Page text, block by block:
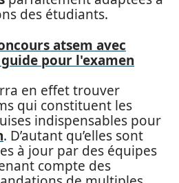
des étudiants.
atsem avec
pour l'examen
en effet trouver
qui constituent les
indispensables pour
. D’autant qu’elles sont
à jour par des équipes
compte des